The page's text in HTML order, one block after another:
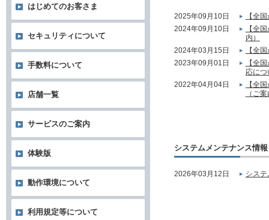
2025年09月10日
【全
2024年09月10日
【全
内）
2024年03月15日
【全
2023年09月01日
【全
応に
2022年04月04日
【全
（ご
システムメンテナンス情報
2026年03月12日 シス
はじめてのお客さま
セキュリティについて
手数料について
店舗一覧
サービスのご案内
体験版
動作環境について
利用規定等について